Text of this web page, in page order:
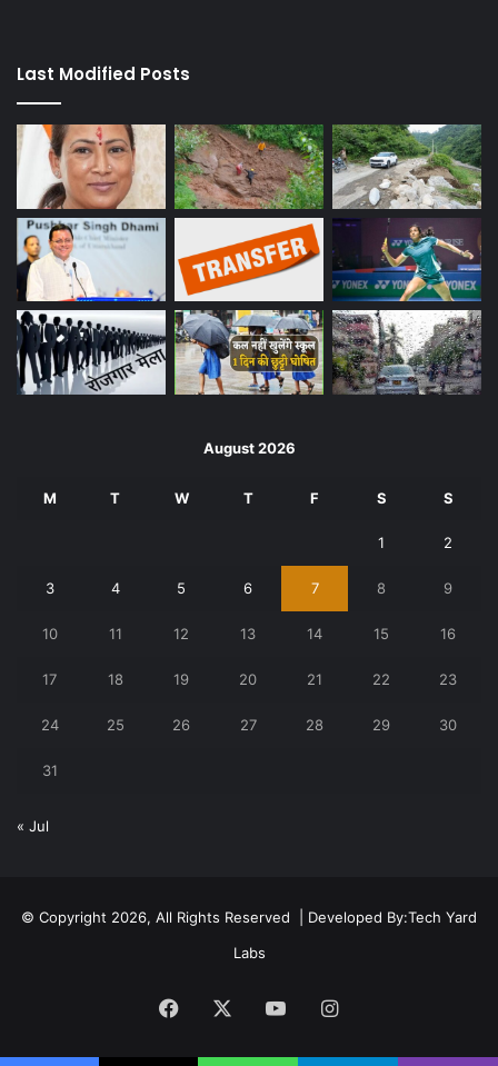
Last Modified Posts
August 2026
M T W T F S S
1 2
3 4 5 6 7 8 9
10 11 12 13 14 15 16
17 18 19 20 21 22 23
24 25 26 27 28 29 30
31
« Jul
© Copyright 2026, All Rights Reserved | Developed By:Tech Yard
Labs
Facebook YouTubeInstagram